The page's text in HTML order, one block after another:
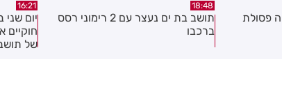
בת ים נעצר עם 2 רימוני רסס
16:21
יום שני ברציפות: שני שוהים בלתי
חוקיים אותרו ברמת גן בעקבות דיווח
15:04
צעיר
לראשון